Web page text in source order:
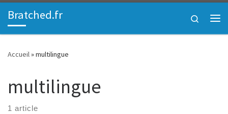
Passer au contenu
Bratched.fr
Search
Accueil»multilingue
multilingue
1 article